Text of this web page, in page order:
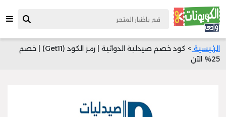
الرئيسية
> كود خصم صيدلية الدوائية | رمز الكود (Get11) | خصم
25% الآن